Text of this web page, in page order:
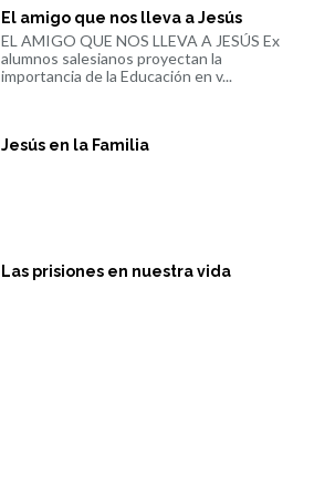
El amigo que nos lleva a Jesús
EL AMIGO QUE NOS LLEVA A JESÚS Ex
alumnos salesianos proyectan la
importancia de la Educación en v...
Jesús en la Familia
Las prisiones en nuestra vida